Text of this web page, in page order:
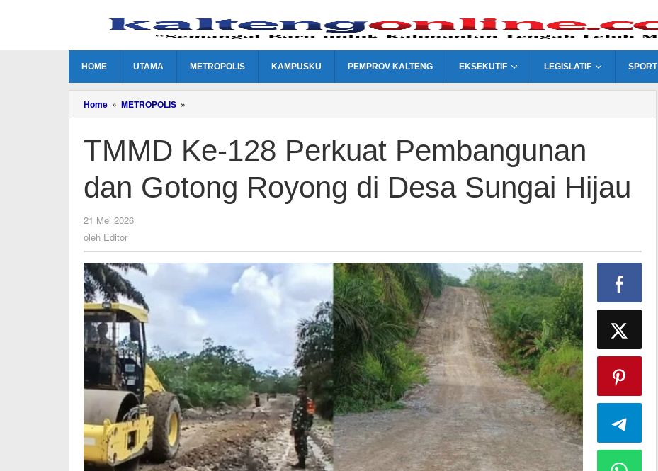
HOME UTAMA METROPOLIS KAMPUSKU PEMPROV KALTENG EKSEKUTIF LEGISLATIF SPORT
Home » METROPOLIS »
Ke-
Perkuat
Pembangunan
Gotong
Royong
TMMD Ke-128 Perkuat Pembangunan
dan Gotong Royong di Desa Sungai Hijau
21 Mei 2026
oleh Editor